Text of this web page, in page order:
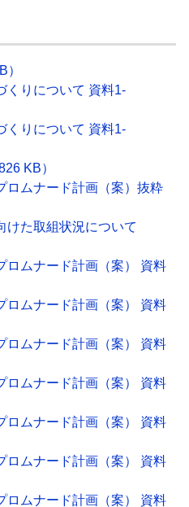
くりについて 資料1-
くりについて 資料1-
KB）
ロムナード計画（案）抜粋
けた取組状況について
ロムナード計画（案） 資料
ロムナード計画（案） 資料
ロムナード計画（案） 資料
ロムナード計画（案） 資料
ロムナード計画（案） 資料
ロムナード計画（案） 資料
ロムナード計画（案） 資料